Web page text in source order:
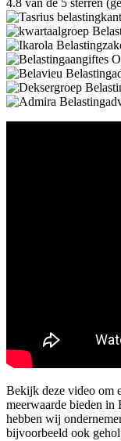
4.8 van de 5 sterren
Bekijk deze video om
meerwaarde bieden
hebben wij
bijvoorbeeld ook